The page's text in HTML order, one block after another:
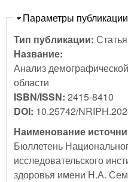
Скрыть
Параметры публикации
Тип публикации:
Название:
Анализ
области
ISBN/ISSN: 2415-8410
DOI: 10.25742/
Наименование
Бюллетень
исследовательского
здоровья имени Н.А.